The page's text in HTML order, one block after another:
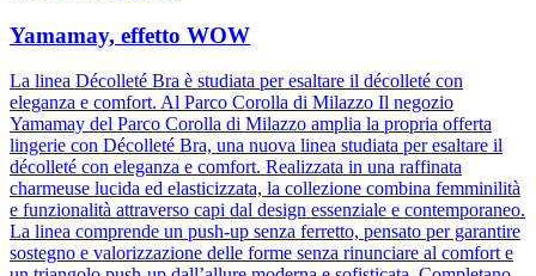
Yamamay, effetto WOW
La linea Décolleté Bra è studiata per esaltare il décolleté con
eleganza e comfort. Al Parco Corolla di Milazzo Il negozio
Yamamay del Parco Corolla di Milazzo amplia la propria offerta
lingerie con Décolleté Bra, una nuova linea studiata per esaltare il
décolleté con eleganza e comfort. Realizzata in una raffinata
charmeuse lucida ed elasticizzata, la collezione combina femminilità
e funzionalità attraverso capi dal design essenziale e contemporaneo.
La linea comprende un push-up senza ferretto, pensato per garantire
sostegno e valorizzazione delle forme senza rinunciare al comfort e